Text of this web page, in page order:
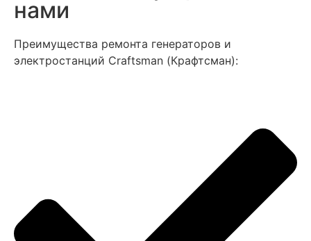
нами
Преимущества ремонта генераторов и
электростанций Craftsman (Крафтсман):